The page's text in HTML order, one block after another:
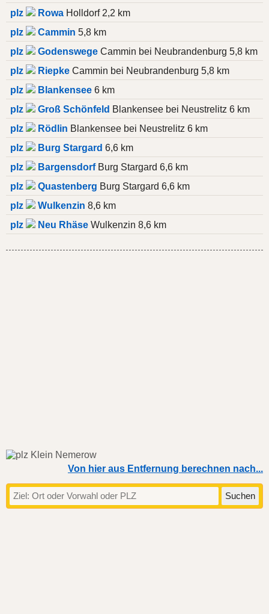
plz
Rowa Holldorf 2,2 km
plz
Cammin 5,8 km
plz
Godenswege Cammin bei Neubrandenburg 5,8 km
plz
Riepke Cammin bei Neubrandenburg 5,8 km
plz
Blankensee 6 km
plz
Groß Schönfeld Blankensee bei Neustrelitz 6 km
plz
Rödlin Blankensee bei Neustrelitz 6 km
plz
Burg Stargard 6,6 km
plz
BargensdorfBurg Stargard 6,6 km
plz
Quastenberg Burg Stargard 6,6 km
plz
Wulkenzin 8,6 km
plz
Neu Rhäse Wulkenzin 8,6 km
Von hier aus Entfernung berechnen nach...